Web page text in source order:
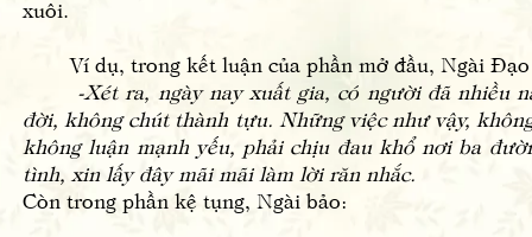
xuôi.
Ví dụ, trong kết luận của phần mở đầu, Ngài
-Xét ra, ngày nay xuất gia, có người đã nhiều
đời, không chút thành tựu. Những việc như vậy,
không luận mạnh yếu, phải chịu đau khổ nơi ba
tình, xin lấy đây mãi mãi làm lời răn nhắc.
Còn trong phần kệ tụng, Ngài bảo: